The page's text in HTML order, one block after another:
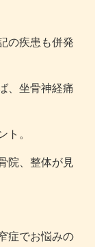
の疾患も併発
、坐骨神経痛
ト。
院、整体が見
症でお悩みの